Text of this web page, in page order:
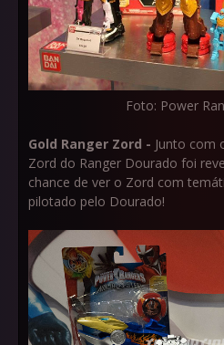
Foto: Power
Gold Ranger Zord - Junto com
Zord do Ranger Dourado foi
chance de ver o Zord com
pilotado pelo Dourado!